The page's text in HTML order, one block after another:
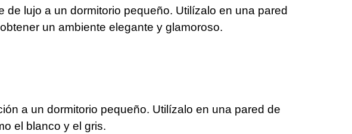
lujo a un dormitorio pequeño. Utilízalo en una pared
un ambiente elegante y glamoroso.
a un dormitorio pequeño. Utilízalo en una pared de
el blanco y el gris.